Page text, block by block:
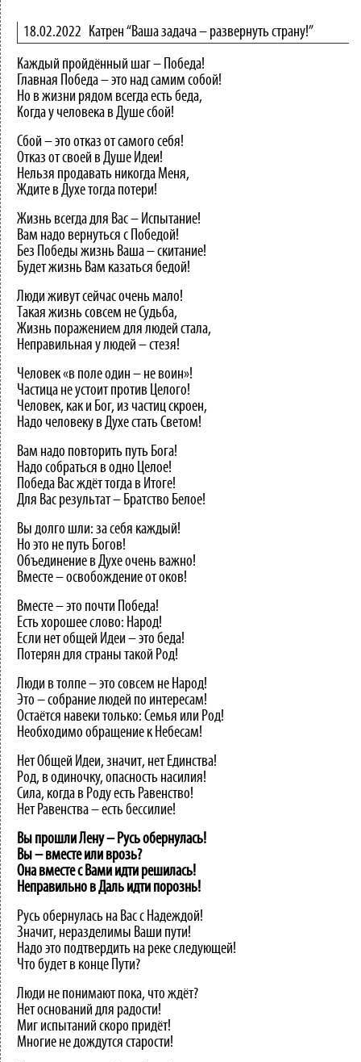
18.02.2022 Катрен “Ваша задача – развернуть страну!”
Каждый пройдённый шаг – Победа!
Главная Победа – это над самим собой!
Но в жизни рядом всегда есть беда,
Когда у человека в Душе сбой!
Сбой – это отказ от самого себя!
Отказ от своей в Душе Идеи!
Нельзя продавать никогда Меня,
Ждите в Духе тогда потери!
Жизнь всегда для Вас – Испытание!
Вам надо вернуться с Победой!
Без Победы жизнь Ваша – скитание!
Будет жизнь Вам казаться бедой!
Люди живут сейчас очень мало!
Такая жизнь совсем не Судьба,
Жизнь поражением для людей стала,
Неправильная у людей – стезя!
Человек «в поле один – не воин»!
Частица не устоит против Целого!
Человек, как и Бог, из частиц скроен,
Надо человеку в Духе стать Светом!
Вам надо повторить путь Бога!
Надо собраться в одно Целое!
Победа Вас ждёт тогда в Итоге!
Для Вас результат – Братство Белое!
Вы долго шли: за себя каждый!
Но это не путь Богов!
Объединение в Духе очень важно!
Вместе – освобождение от оков!
Вместе – это почти Победа!
Есть хорошее слово: Народ!
Если нет общей Идеи – это беда!
Потерян для страны такой Род!
Люди в толпе – это совсем не Народ!
Это – собрание людей по интересам!
Остаётся навеки только: Семья или Род!
Необходимо обращение к Небесам!
Нет Общей Идеи, значит, нет Единства!
Род, в одиночку, опасность насилия!
Сила, когда в Роду есть Равенство!
Нет Равенства – есть бессилие!
Вы прошли Лену – Русь обернулась!
Вы – вместе или врозь?
Она вместе с Вами идти решилась!
Неправильно в Даль идти порознь!
Русь обернулась на Вас с Надеждой!
Значит, неразделимы Ваши пути!
Надо это подтвердить на реке следующей!
Что будет в конце Пути?
Люди не понимают пока, что ждёт?
Нет оснований для радости!
Миг испытаний скоро придёт!
Многие не дождутся старости!